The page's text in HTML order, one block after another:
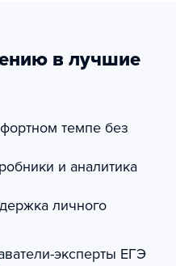
в лучшие
темпе без
и аналитика
личного
эксперты ЕГЭ